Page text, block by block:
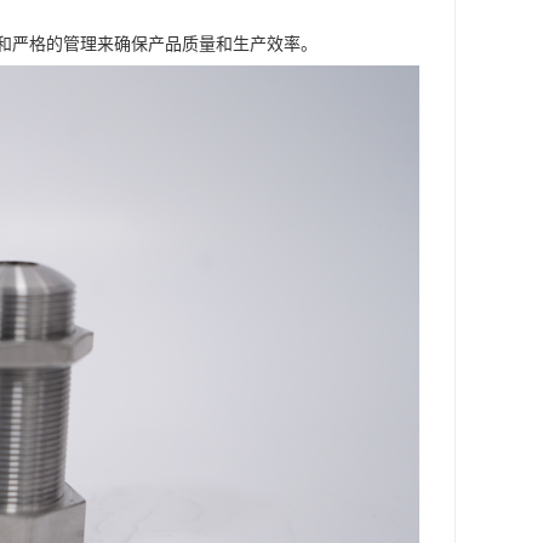
格的管理来确保产品质量和生产效率。